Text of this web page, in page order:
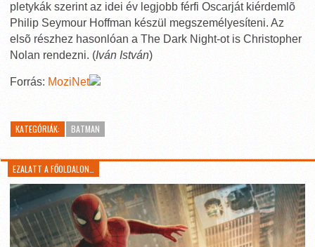
pletykák szerint az idei év legjobb férfi Oscarját kiérdemlõ
Philip Seymour Hoffman készül megszemélyesíteni. Az
elsõ részhez hasonlóan a The Dark Night-ot is Christopher
Nolan rendezni. (Iván István)
Forrás: MoziNet
KATEGÓRIÁK: BATMAN
EZALATT A FŐOLDALON…